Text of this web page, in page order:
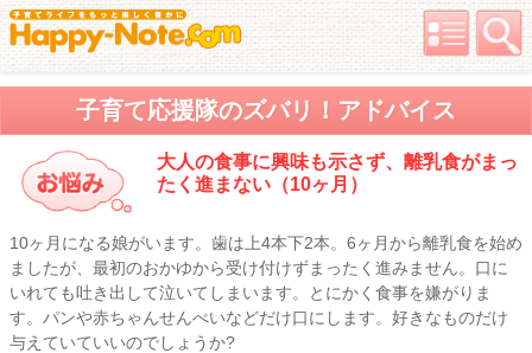
子育て応援隊のズバリ！アドバイス
大人の食事に興味も示さず、離乳食がまっ
たく進まない（10ヶ月）
10ヶ月になる娘がいます。歯は上4本下2本。6ヶ月から離乳食を始め
ましたが、最初のおかゆから受け付けずまったく進みません。口に
いれても吐き出して泣いてしまいます。とにかく食事を嫌がりま
す。パンや赤ちゃんせんべいなどだけ口にします。好きなものだけ
与えていていいのでしょうか?